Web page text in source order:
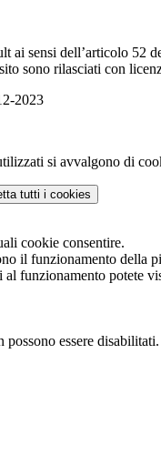
ai sensi dell’articolo 52
sono rilasciati con
2023
si avvalgono di
tutti i cookies
cookie consentire.
il funzionamento della
al funzionamento potete
essere